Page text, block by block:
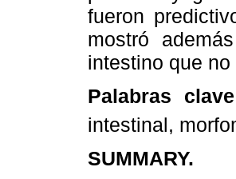
fueron
mostró
intestino que
Palabras
intestinal,
SUMMARY.